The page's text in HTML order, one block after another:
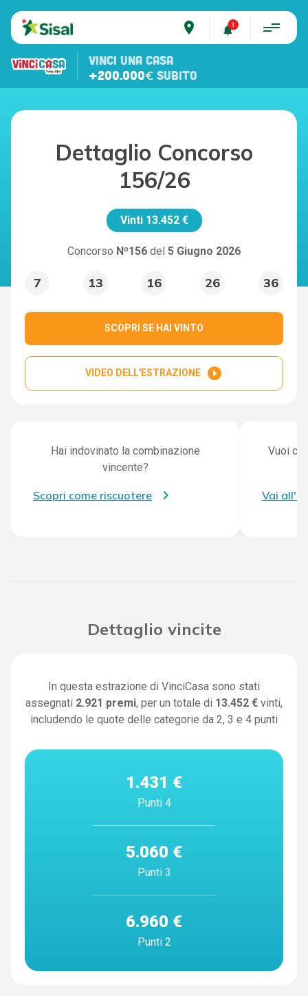
place
VINCI UNA CASA
+200.000€ SUBITO
Dettaglio Concorso
156/26
Vinti 13.452 €
Concorso Nº156 del 5 Giugno 2026
7 13 16 26 36
SCOPRI SE HAI VINTO
VIDEO DELL'ESTRAZIONE play_circle_filled
Hai indovinato la combinazione
vincente?
Scopri come riscuotere
Vuoi
Vai
Dettaglio vincite
In questa estrazione di VinciCasa sono stati
assegnati 2.921 premi, per un totale di 13.452 € vinti,
includendo le quote delle categorie da 2, 3 e 4 punti
1.431 €
Punti 4
5.060 €
Punti 3
6.960 €
Punti 2